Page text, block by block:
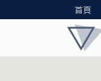
首頁